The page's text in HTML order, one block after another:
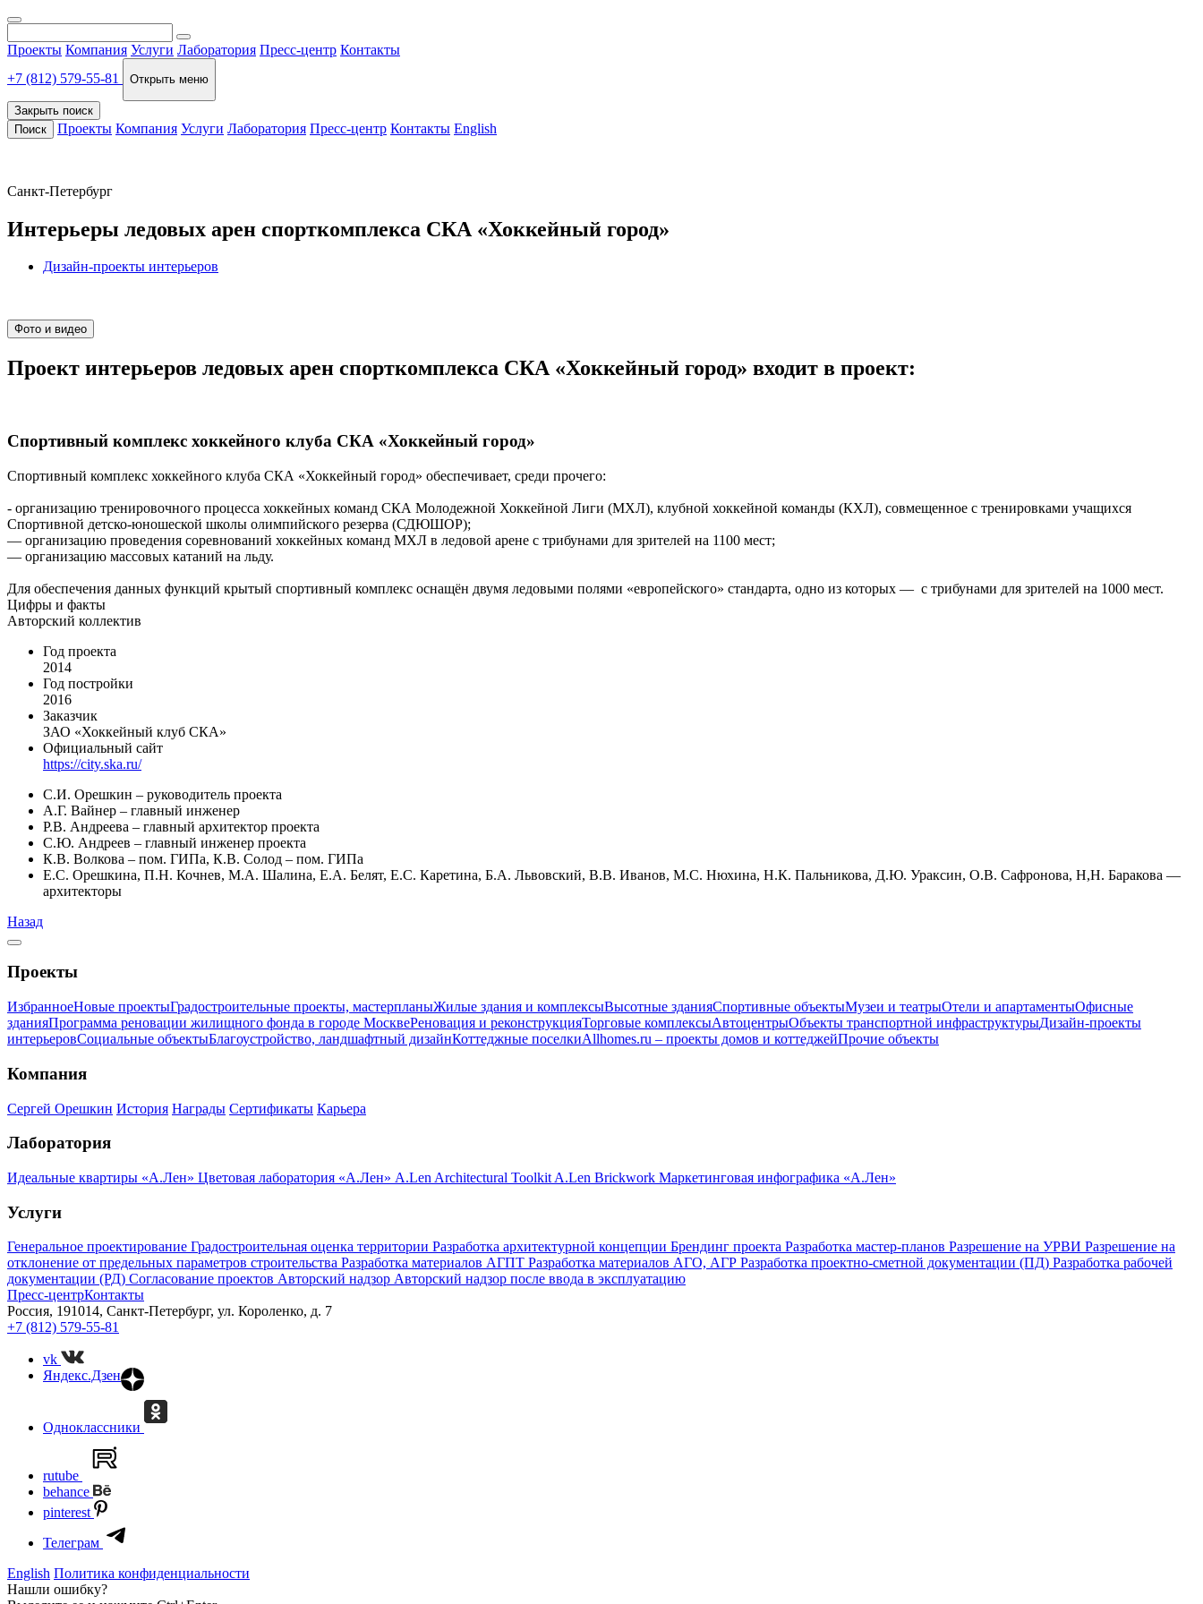
Проекты Компания Услуги Лаборатория Пресс-центр Контакты
+7 (812) 579-55-81
Открыть меню
Закрыть поиск
Поиск
Проекты Компания Услуги Лаборатория Пресс-центр Контакты English
Санкт-Петербург
Интерьеры ледовых арен спорткомплекса СКА «Хоккейный город»
Дизайн-проекты интерьеров
Фото и видео
Проект интерьеров ледовых арен спорткомплекса СКА «Хоккейный город» входит в проект:
Спортивный комплекс хоккейного клуба СКА «Хоккейный город»
Спортивный комплекс хоккейного клуба СКА «Хоккейный город» обеспечивает, среди прочего:
- организацию тренировочного процесса хоккейных команд СКА Молодежной Хоккейной Лиги (МХЛ), клубной хоккейной команды (КХЛ), совмещенное с тренировками учащихся
Спортивной детско-юношеской школы олимпийского резерва (СДЮШОР);
— организацию проведения соревнований хоккейных команд МХЛ в ледовой арене с трибунами для зрителей на 1100 мест;
— организацию массовых катаний на льду.
Для обеспечения данных функций крытый спортивный комплекс оснащён двумя ледовыми полями «европейского» стандарта, одно из которых — с трибунами для зрителей на 1000 мест.
Цифры и факты
Авторский коллектив
Год проекта
2014
Год постройки
2016
Заказчик
ЗАО «Хоккейный клуб СКА»
Официальный сайт
https://city.ska.ru/
С.И. Орешкин – руководитель проекта
А.Г. Вайнер – главный инженер
Р.В. Андреева – главный архитектор проекта
С.Ю. Андреев – главный инженер проекта
К.В. Волкова – пом. ГИПа, К.В. Солод – пом. ГИПа
Е.С. Орешкина, П.Н. Кочнев, М.А. Шалина, Е.А. Белят, Е.С. Каретина, Б.А. Львовский, В.В. Иванов, М.С. Нюхина, Н.К. Пальникова, Д.Ю. Ураксин, О.В. Сафронова, Н,Н. Баракова —
архитекторы
Назад
Проекты
ИзбранноеНовые проектыГрадостроительные проекты, мастерпланыЖилые здания и комплексыВысотные зданияСпортивные объектыМузеи и театрыОтели и апартаментыОфисные
зданияПрограмма реновации жилищного фонда в городе МосквеРеновация и реконструкцияТорговые комплексыАвтоцентрыОбъекты транспортной инфраструктурыДизайн-проекты
интерьеровСоциальные объектыБлагоустройство, ландшафтный дизайнКоттеджные поселкиAllhomes.ru – проекты домов и коттеджейПрочие объекты
Компания
Сергей Орешкин История Награды Сертификаты Карьера
Лаборатория
Идеальные квартиры «А.Лен» Цветовая лаборатория «А.Лен» A.Len Architectural Toolkit A.Len Brickwork Маркетинговая инфографика «А.Лен»
Услуги
Генеральное проектирование Градостроительная оценка территории Разработка архитектурной концепции Брендинг проекта Разработка мастер-планов Разрешение на УРВИ Разрешение на
отклонение от предельных параметров строительства Разработка материалов АГПТ Разработка материалов АГО, АГР Разработка проектно-сметной документации (ПД) Разработка рабочей
документации (РД) Согласование проектов Авторский надзор Авторский надзор после ввода в эксплуатацию
Пресс-центрКонтакты
Россия, 191014, Санкт-Петербург, ул. Короленко, д. 7
+7 (812) 579-55-81
vk
Яндекс.Дзен
Одноклассники
rutube
behance
pinterest
Телеграм
English Политика конфиденциальности
Нашли ошибку?